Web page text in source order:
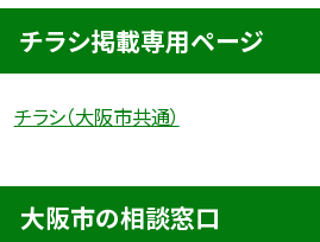
チラシ掲載専用ページ
チラシ（大阪市共通）
大阪市の相談窓口